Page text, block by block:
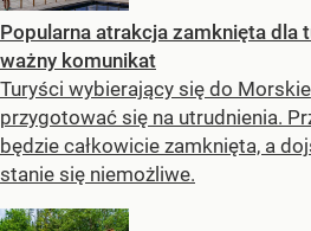
Popularna atrakcja zamknięta dla
ważny komunikat
Turyści wybierający się do
przygotować się na utrudnienia.
będzie całkowicie zamknięta, a
stanie się niemożliwe.